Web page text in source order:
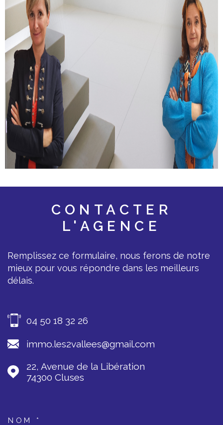
CONTACTER
L'AGENCE
Remplissez ce formulaire, nous ferons de notre
mieux pour vous répondre dans les meilleurs
délais.
04 50 18 32 26
immo.les2vallees@gmail.com
22, Avenue de la Libération
74300
Cluses
TRAD_MELTEM_VOSCOORDONNEES
NOM *